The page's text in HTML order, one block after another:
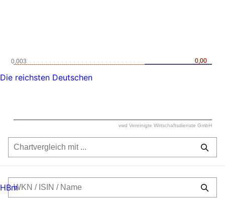
0,00
0,00
0,003
vwd Vereinigte Wirtschaftsdienste GmbH
Die reichsten Deutschen
HBm